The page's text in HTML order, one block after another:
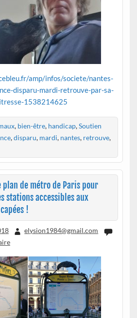
amp/infos/societe/nantes-
disparu-mardi-retrouve-par-sa-
1538214625
, bien-être, handicap,Soutien
,disparu, mardi, nantes, retrouve,
plan de métro de Paris pour
stations accessibles aux
!
elysion1984@gmail.com